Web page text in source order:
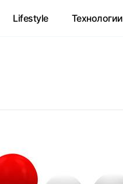
Lifestyle Технологии